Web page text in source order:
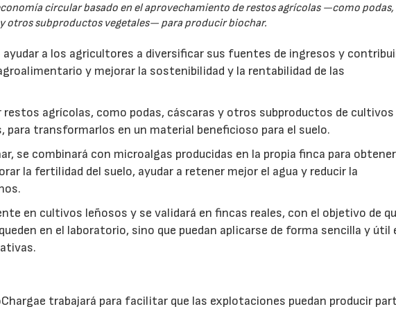
circular basado en el aprovechamiento de restos agrícolas —como podas,
otros subproductos vegetales— para producir biochar.
a los agricultores a diversificar sus fuentes de ingresos y
y mejorar la sostenibilidad y la rentabilidad de las
restos agrícolas, como podas, cáscaras y otros subproductos de cultivos
transformarlos en un material beneficioso para el suelo.
se combinará con microalgas producidas en la propia finca para obtener
la fertilidad del suelo, ayudar a retener mejor el agua y reducir la
en cultivos leñosos y se validará en fincas reales, con el objetivo de
en el laboratorio, sino que puedan aplicarse de forma sencilla y útil
trabajará para facilitar que las explotaciones puedan producir